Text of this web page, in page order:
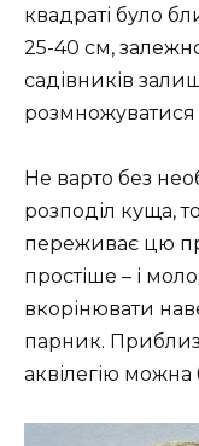
квадраті було
25-40 см,
садівників
розмножуватися
Не варто без
розподіл куща,
переживає цю
простіше – і
вкорінювати
парник.
аквілегію